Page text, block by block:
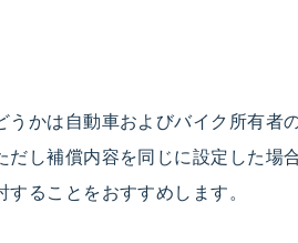
かは自動車およびバイク所有者
し補償内容を同じに設定した場
ることをおすすめします。